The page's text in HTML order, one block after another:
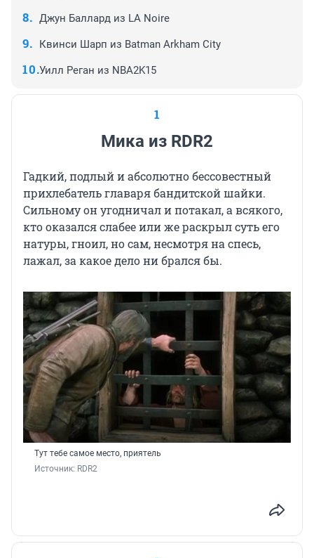
Джун Баллард из LA Noire
Квинси Шарп из Batman Arkham City
Уилл Реган из NBA2K15
1
Мика из RDR2
Гадкий, подлый и абсолютно бессовестный
прихлебатель главаря бандитской шайки.
Сильному он угодничал и потакал, а всякого,
кто оказался слабее или же раскрыл суть его
натуры, гноил, но сам, несмотря на спесь,
лажал, за какое дело ни брался бы.
Тут тебе самое место, приятель
Источник: RDR2